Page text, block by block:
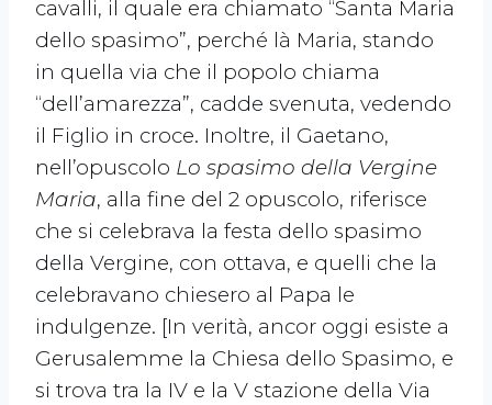
cavalli, il quale era chiamato “Santa Maria
dello spasimo”, perché là Maria, stando
in quella via che il popolo chiama
“dell’amarezza”, cadde svenuta, vedendo
il Figlio in croce. Inoltre, il Gaetano,
nell’opuscolo Lo spasimo della Vergine
Maria, alla fine del 2 opuscolo, riferisce
che si celebrava la festa dello spasimo
della Vergine, con ottava, e quelli che la
celebravano chiesero al Papa le
indulgenze. [In verità, ancor oggi esiste a
Gerusalemme la Chiesa dello Spasimo, e
si trova tra la IV e la V stazione della Via